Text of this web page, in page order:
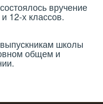
вручение
12-х классов.
школы
общем и